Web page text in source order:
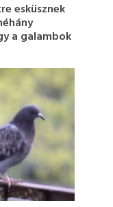
esküsznek
a galambok